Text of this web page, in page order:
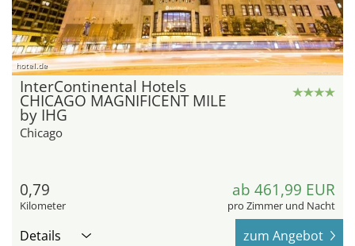
hotel.de
InterContinental Hotels
CHICAGO MAGNIFICENT MILE
by IHG
Chicago
0,79
Kilometer
ab 461,99 EUR
pro Zimmer und Nacht
Details zum Angebot